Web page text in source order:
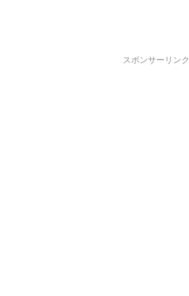
スポンサーリンク